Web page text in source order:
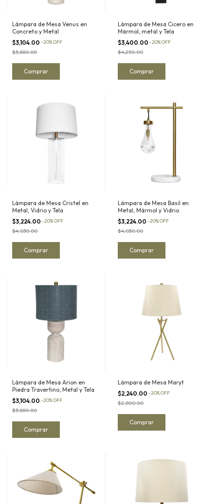
Lámpara de Mesa Venus en
Concreto y Metal
$3,104.00 -20%OFF
$3,880.00
Lámpara de Mesa Cicero en
Mármol, metal y Tela
$3,400.00 -20%OFF
$4,250.00
Lámpara de Mesa Cristel en
Metal, Vidrio y Tela
$3,224.00 -20%OFF
$4,030.00
Lámpara de Mesa Basil en
Metal, Mármol y Vidrio
$3,224.00 -20%OFF
$4,030.00
Lámpara de Mesa Arion en
Piedra Travertino, Metal y Tela
$3,104.00 -20%OFF
$3,880.00
Lámpara de Mesa Maryt
$2,240.00 -20%OFF
$2,800.00